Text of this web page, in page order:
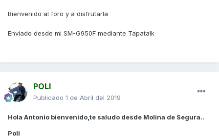
Bienvenido al foro y a disfrutarla
Enviado desde mi SM-G950F mediante Tapatalk
POLI
Publicado 1 de Abril del 2019
Hola Antonio bienvenido,te saludo desde Molina de Segura..
Poli